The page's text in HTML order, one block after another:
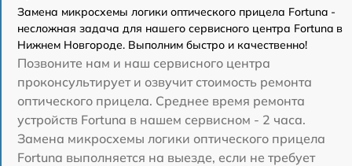
Замена микросхемы логики оптического прицела Fortuna -
несложная задача для нашего сервисного центра Fortuna в
Нижнем Новгороде. Выполним быстро и качественно!
Позвоните нам и наш сервисного центра
проконсультирует и озвучит стоимость ремонта
оптического прицела. Среднее время ремонта
устройств Fortuna в нашем сервисном - 2 часа.
Замена микросхемы логики оптического прицела
Fortuna выполняется на выезде, если не требует